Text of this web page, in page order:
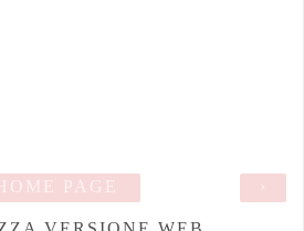
›
PAGE